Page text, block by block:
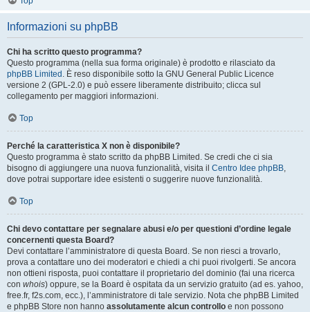
Informazioni su phpBB
Chi ha scritto questo programma?
Questo programma (nella sua forma originale) è prodotto e rilasciato da
phpBB Limited . È reso disponibile sotto la GNU General Public Licence
versione 2 (GPL-2.0) e può essere liberamente distribuito; clicca sul
collegamento per maggiori informazioni.
Top
Perché la caratteristica X non è disponibile?
Questo programma è stato scritto da phpBB Limited. Se credi che ci sia
bisogno di aggiungere una nuova funzionalità, visita il Centro Idee phpBB,
dove potrai supportare idee esistenti o suggerire nuove funzionalità.
Top
Chi devo contattare per segnalare abusi e/o per questioni d’ordine legale
concernenti questa Board?
Devi contattare l’amministratore di questa Board. Se non riesci a trovarlo,
prova a contattare uno dei moderatori e chiedi a chi puoi rivolgerti. Se ancora
non ottieni risposta, puoi contattare il proprietario del dominio (fai una ricerca
con whois) oppure, se la Board è ospitata da un servizio gratuito (ad es. yahoo,
free.fr, f2s.com, ecc.), l’amministratore di tale servizio. Nota che phpBB Limited
e phpBB Store non hanno assolutamente alcun controllo e non possono